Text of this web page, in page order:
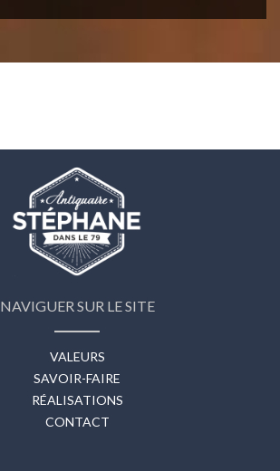
NAVIGUER SUR LE SITE
VALEURS
SAVOIR-FAIRE
RÉALISATIONS
CONTACT